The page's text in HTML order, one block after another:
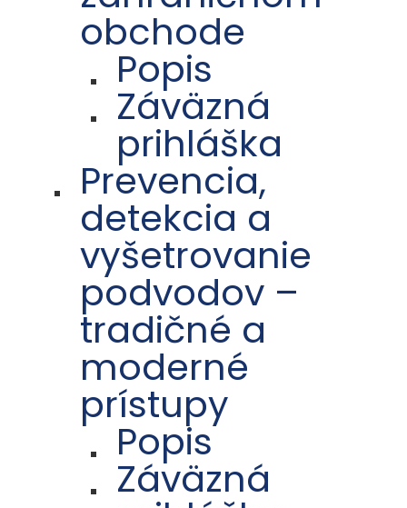
obchode
Popis
Záväzná
prihláška
Prevencia,
detekcia a
vyšetrovanie
podvodov –
tradičné a
moderné
prístupy
Popis
Záväzná